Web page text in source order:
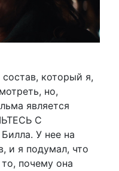
который я,
но,
является
С
У нее на
и я подумал, что
почему она